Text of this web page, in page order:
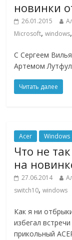
новинки
26.01.2015
Microsoft,windows
С Сергеем
Артемом
Читать далее
Acer Windows
Что не
на
27.06.2014
switch10,windows
Как я ни
избегал
прикольный